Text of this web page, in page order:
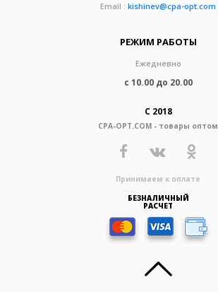
Email : kishinev@cpa-opt.com
РЕЖИМ РАБОТЫ
Ежедневно
с 10.00 до 20.00
С 2018
CPA-OPT.COM - товары оптом
Принимаем к оплате
БЕЗНАЛИЧНЫЙ
РАСЧЕТ